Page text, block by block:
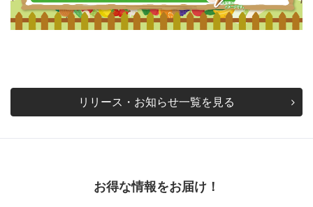
リリース・お知らせ一覧を見る
お得な情報をお届け！